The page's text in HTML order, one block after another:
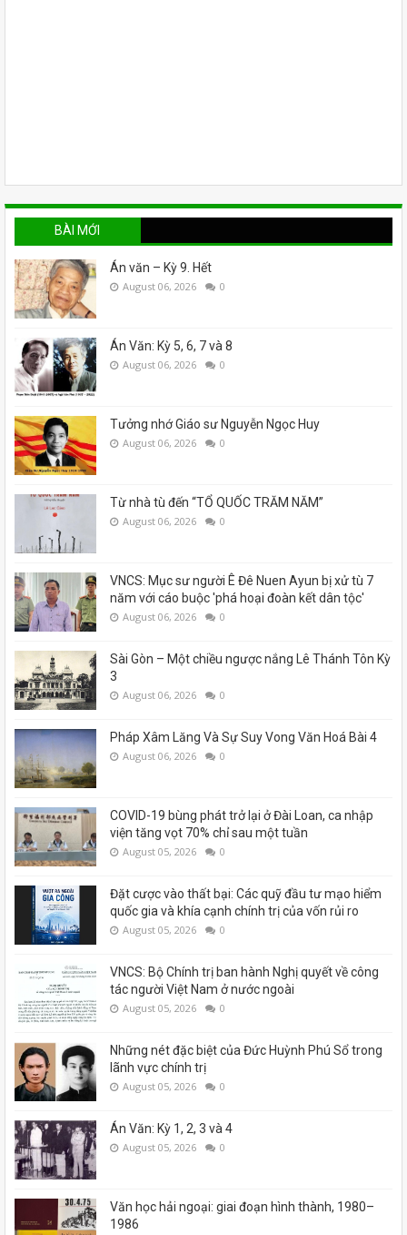
BÀI MỚI
Án văn – Kỳ 9. Hết
August 06, 2026 0
Án Văn: Kỳ 5, 6, 7 và 8
August 06, 2026 0
Tưởng nhớ Giáo sư Nguyễn Ngọc Huy
August 06, 2026 0
Từ nhà tù đến “TỔ QUỐC TRĂM NĂM”
August 06, 2026 0
VNCS: Mục sư người Ê Đê Nuen Ayun bị xử tù 7
năm với cáo buộc 'phá hoại đoàn kết dân tộc'
August 06, 2026 0
Sài Gòn – Một chiều ngược nắng Lê Thánh Tôn Kỳ
3
August 06, 2026 0
Pháp Xâm Lăng Và Sự Suy Vong Văn Hoá Bài 4
August 06, 2026 0
COVID-19 bùng phát trở lại ở Đài Loan, ca nhập
viện tăng vọt 70% chỉ sau một tuần
August 05, 2026 0
Đặt cược vào thất bại: Các quỹ đầu tư mạo hiểm
quốc gia và khía cạnh chính trị của vốn rủi ro
August 05, 2026 0
VNCS: Bộ Chính trị ban hành Nghị quyết về công
tác người Việt Nam ở nước ngoài
August 05, 2026 0
Những nét đặc biệt của Đức Huỳnh Phú Sổ trong
lãnh vực chính trị
August 05, 2026 0
Án Văn: Kỳ 1, 2, 3 và 4
August 05, 2026 0
Văn học hải ngoại: giai đoạn hình thành, 1980–
1986